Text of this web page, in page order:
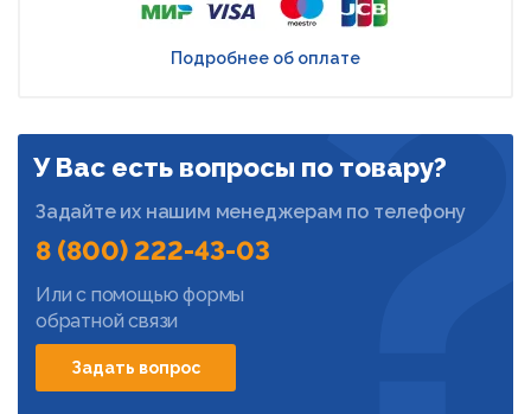
Подробнее об оплате
У Вас есть вопросы по товару?
Задайте их нашим менеджерам по телефону
8 (800) 222-43-03
Или с помощью формы
обратной связи
Задать вопрос